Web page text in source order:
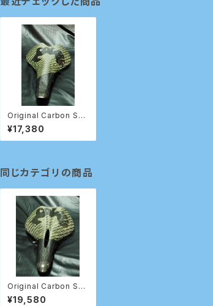
Original Carbon Sad
dle
¥17,380
同じカテゴリの商品
Original Carbon Sad
dle 穴あき
¥19,580